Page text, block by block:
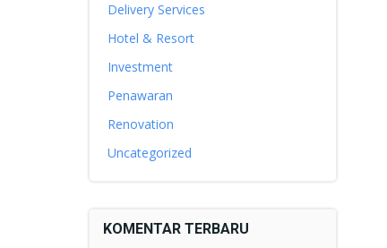
Delivery Services
Hotel & Resort
Investment
Penawaran
Renovation
Uncategorized
KOMENTAR TERBARU